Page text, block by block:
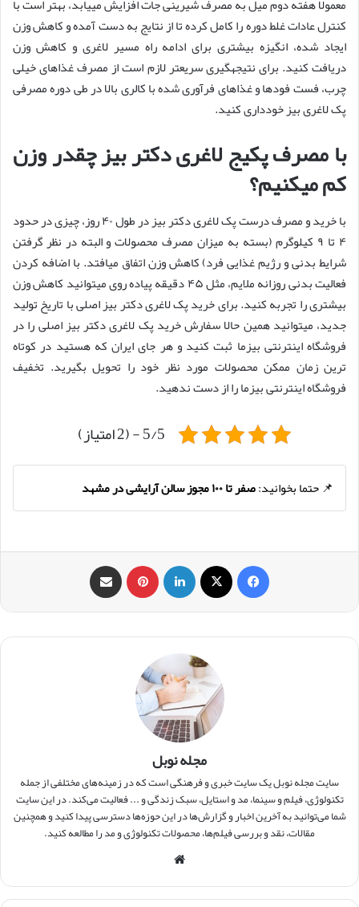
معمولا هفته دوم میل به مصرف شیرینی جات افزایش مییابد، بهتر است با
کنترل عادات غلط دوره را کامل کرده تا از نتایج به دست آمده و کاهش وزن
ایجاد شده، انگیزه بیشتری برای ادامه راه مسیر لاغری و کاهش وزن
دریافت کنید. برای نتیجهگیری سریعتر لازم است از مصرف غذاهای خیلی
چرب، فست فودها و غذاهای فرآوری شده با کالری بالا در طی دوره مصرفی
پک لاغری بیز خودداری کنید.
با مصرف پکیج لاغری دکتر بیز چقدر وزن
کم میکنیم؟
با خرید و مصرف درست پک لاغری دکتر بیز در طول ۴۰ روز، چیزی در حدود
۴ تا ۹ کیلوگرم (بسته به میزان مصرف محصولات و البته در نظر گرفتن
شرایط بدنی و رژیم غذایی فرد) کاهش وزن اتفاق میافتد. با اضافه کردن
فعالیت بدنی روزانه ملایم، مثل ۴۵ دقیقه پیاده روی میتوانید کاهش وزن
بیشتری را تجربه کنید. برای خرید پک لاغری دکتر بیز اصلی با تاریخ تولید
جدید، میتوانید همین حالا سفارش خرید پک لاغری دکتر بیز اصلی را در
فروشگاه اینترنتی بیزما ثبت کنید و هر جای ایران که هستید در کوتاه
ترین زمان ممکن محصولات مورد نظر خود را تحویل بگیرید. تخفیف
فروشگاه اینترنتی بیزما را از دست ندهید.
5/5 - (2 امتیاز)
📌 حتما بخوانید:صفر تا ۱۰۰ مجوز سالن آرایشی در مشهد
‫پین‌ترست
مجله نوبل
سایت مجله نوبل یک سایت خبری و فرهنگی است که در زمینه‌های مختلفی از جمله
تکنولوژی، فیلم و سینما، مد و استایل، سبک زندگی و ... فعالیت می‌کند. در این سایت
شما می‌توانید به آخرین اخبار و گزارش‌ها در این حوزه‌ها دسترسی پیدا کنید و همچنین
مقالات، نقد و بررسی فیلم‌ها، محصولات تکنولوژی و مد را مطالعه کنید.